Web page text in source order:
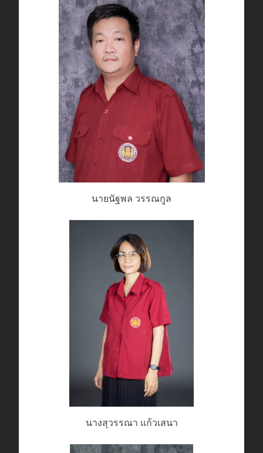
นายนัฐพล วรรณกูล
นางสุวรรณา แก้วเสนา